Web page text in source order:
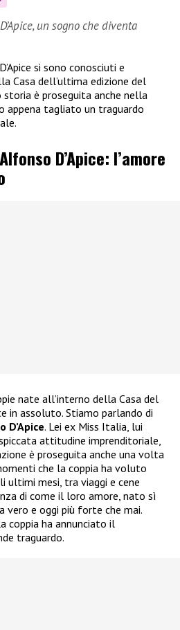
un sogno che diventa
si sono conosciuti e
Casa dell’ultima edizione del
storia è proseguita anche nella
appena tagliato un traguardo
D’Apice: l’amore
nate all’interno della Casa del
in assoluto. Stiamo parlando di
D’Apice. Lei ex Miss Italia, lui
attitudine imprenditoriale,
è proseguita anche una volta
che la coppia ha voluto
ultimi mesi, tra viaggi e cene
di come il loro amore, nato sì
vero e oggi più forte che mai.
coppia ha annunciato il
traguardo.